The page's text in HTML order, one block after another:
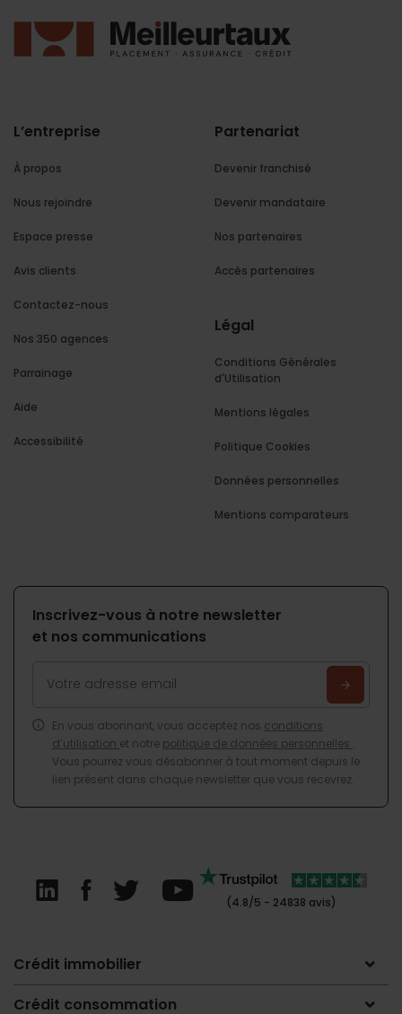
L’entreprise
À propos
Nous rejoindre
Espace presse
Avis clients
Contactez-nous
Nos 350 agences
Parrainage
Aide
Accessibilité
Partenariat
Devenir franchisé
Devenir mandataire
Nos partenaires
Accès partenaires
Légal
Conditions Générales
d'Utilisation
Mentions légales
Politique Cookies
Données personnelles
Mentions comparateurs
Inscrivez-vous à notre newsletter
et nos communications
En vous abonnant, vous acceptez nos conditions
d’utilisation et notre politique de données personnelles
Vous pourrez vous désabonner à tout moment depuis le
lien présent dans chaque newsletter que vous recevrez.
(4.8/5 - 24838 avis)
Crédit immobilier
Crédit consommation